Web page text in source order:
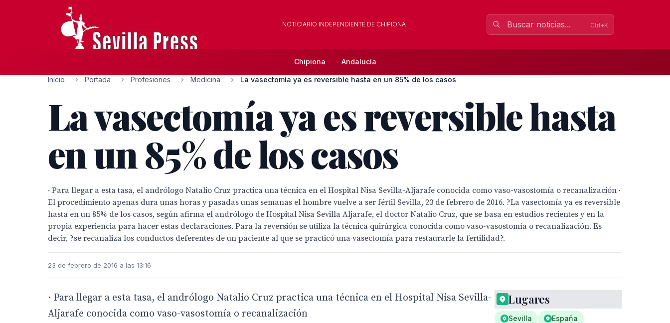
NOTICIARIO INDEPENDIENTE DE CHIPIONA Ctrl+K
Chipiona Andalucía
Inicio Portada Profesiones Medicina La vasectomía ya es reversible hasta en un 85% de los casos
La vasectomía ya es reversible hasta
en un 85% de los casos
· Para llegar a esta tasa, el andrólogo Natalio Cruz practica una técnica en el Hospital Nisa Sevilla-Aljarafe conocida como vaso-vasostomía o recanalización ·
El procedimiento apenas dura unas horas y pasadas unas semanas el hombre vuelve a ser fértil Sevilla, 23 de febrero de 2016. ?La vasectomía ya es reversible
hasta en un 85% de los casos, según afirma el andrólogo de Hospital Nisa Sevilla Aljarafe, el doctor Natalio Cruz, que se basa en estudios recientes y en la
propia experiencia para hacer estas declaraciones. Para la reversión se utiliza la técnica quirúrgica conocida como vaso-vasostomía o recanalización. Es
decir, ?se recanaliza los conductos deferentes de un paciente al que se practicó una vasectomía para restaurarle la fertilidad?.
23 de febrero de 2016 a las 13:16
· Para llegar a esta tasa, el andrólogo Natalio Cruz practica una técnica en el Hospital Nisa Sevilla-
Aljarafe conocida como vaso-vasostomía o recanalización
Lugares
Sevilla
España